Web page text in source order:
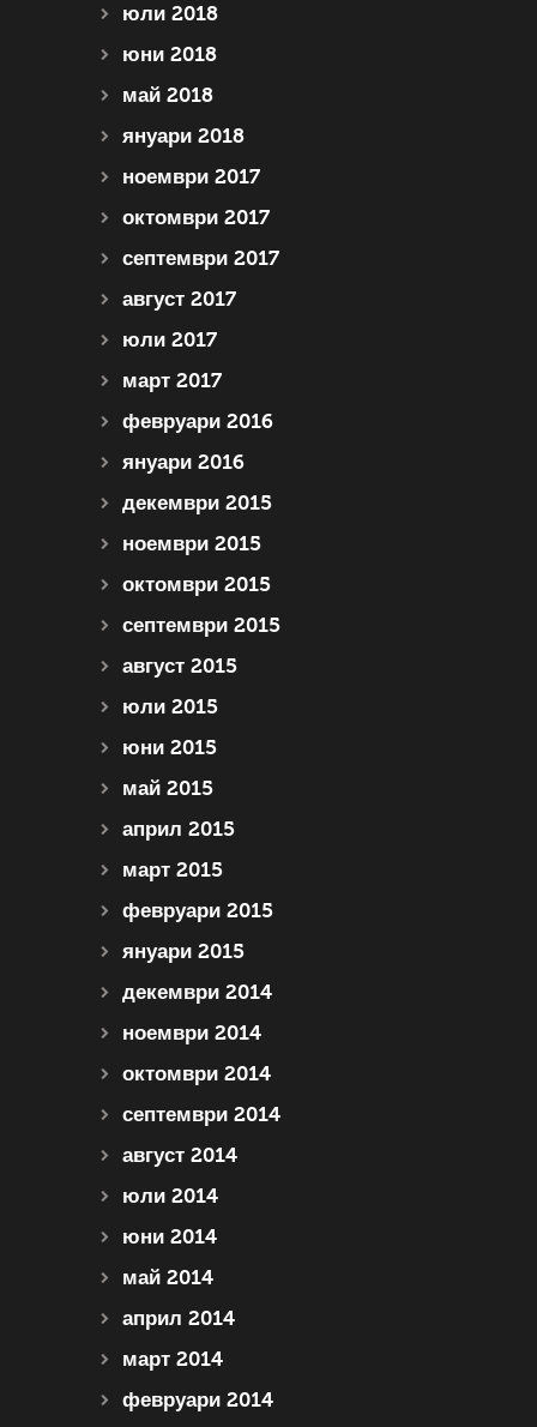
юли 2018
юни 2018
май 2018
януари 2018
ноември 2017
октомври 2017
септември 2017
август 2017
юли 2017
март 2017
февруари 2016
януари 2016
декември 2015
ноември 2015
октомври 2015
септември 2015
август 2015
юли 2015
юни 2015
май 2015
април 2015
март 2015
февруари 2015
януари 2015
декември 2014
ноември 2014
октомври 2014
септември 2014
август 2014
юли 2014
юни 2014
май 2014
април 2014
март 2014
февруари 2014